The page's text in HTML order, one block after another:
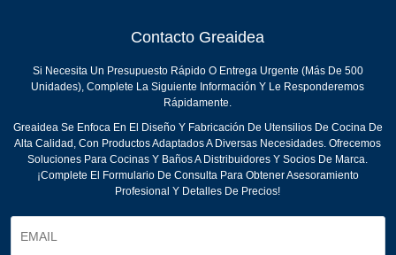
Contacto Greaidea
Si Necesita Un Presupuesto Rápido O Entrega Urgente (más De 500
Unidades), Complete La Siguiente Información Y Le Responderemos
Rápidamente.
Greaidea Se Enfoca En El Diseño Y Fabricación De Utensilios De Cocina De
Alta Calidad, Con Productos Adaptados A Diversas Necesidades. Ofrecemos
Soluciones Para Cocinas Y Baños A Distribuidores Y Socios De Marca.
¡Complete El Formulario De Consulta Para Obtener Asesoramiento
Profesional Y Detalles De Precios!